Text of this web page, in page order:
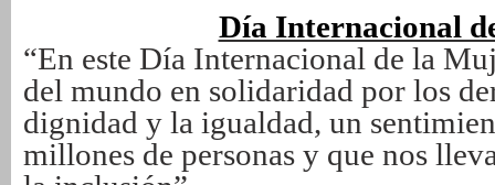
Día Internacional
“En este Día Internacional de la
del mundo en solidaridad por los
dignidad y la igualdad, un
millones de personas y que nos